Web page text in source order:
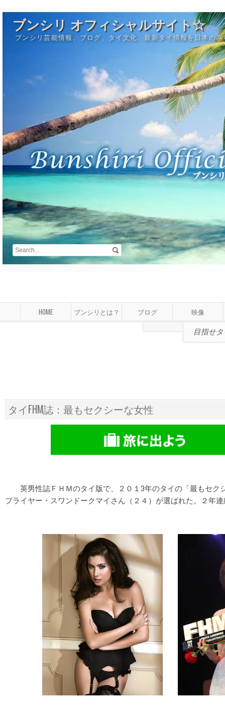
ブンシリ オフィシャルサイト☆
ブンシリ芸能情報、ブログ、タイ文化、最新タイ情報を日本の
HOME ブンシリとは？ ブログ 映像
目指せ
タイFHM誌：最もセクシーな女性
英男性誌ＦＨＭのタイ版で、２０１3年のタイの「最もセク
プライヤー・スワンドークマイさん（２４）が選ばれた。２年